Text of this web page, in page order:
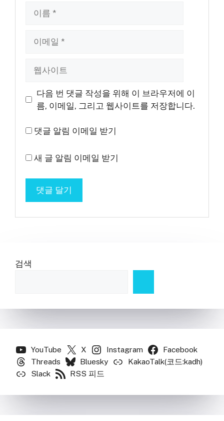
트
다음 번 댓글 작성을 위해 이 브라우저에 이
름, 이메일, 그리고 웹사이트를 저장합니다.
댓글 알림 이메일 받기
새 글 알림 이메일 받기
검색
YouTube X Instagram
Facebook
Threads
Bluesky
KakaoTalk(코드:kadh)
Slack
RSS 피드